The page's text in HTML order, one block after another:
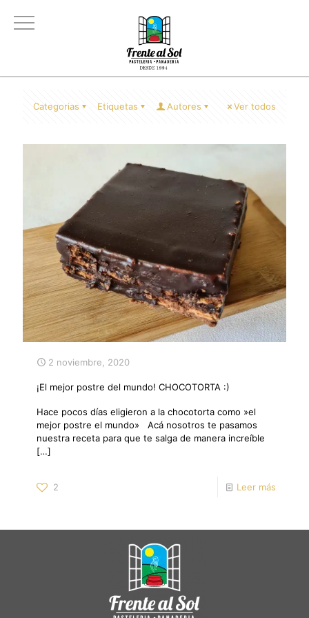
Categorias Etiquetas Autores Ver todos
2 noviembre, 2020
¡El mejor postre del mundo! CHOCOTORTA :)
Hace pocos días eligieron a la chocotorta como »el
mejor postre el mundo» Acá nosotros te pasamos
nuestra receta para que te salga de manera increíble
[…]
2 Leer más